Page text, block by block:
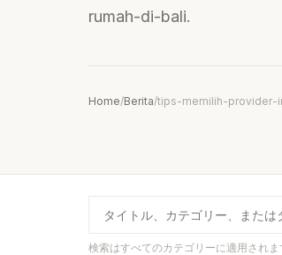
rumah-di-bali.
Home/Berita/tips-memilih-provider-
検索はすべてのカテゴリーに適用されま